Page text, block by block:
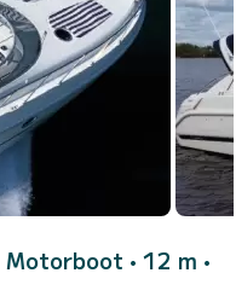
Motorboot • 12 m •